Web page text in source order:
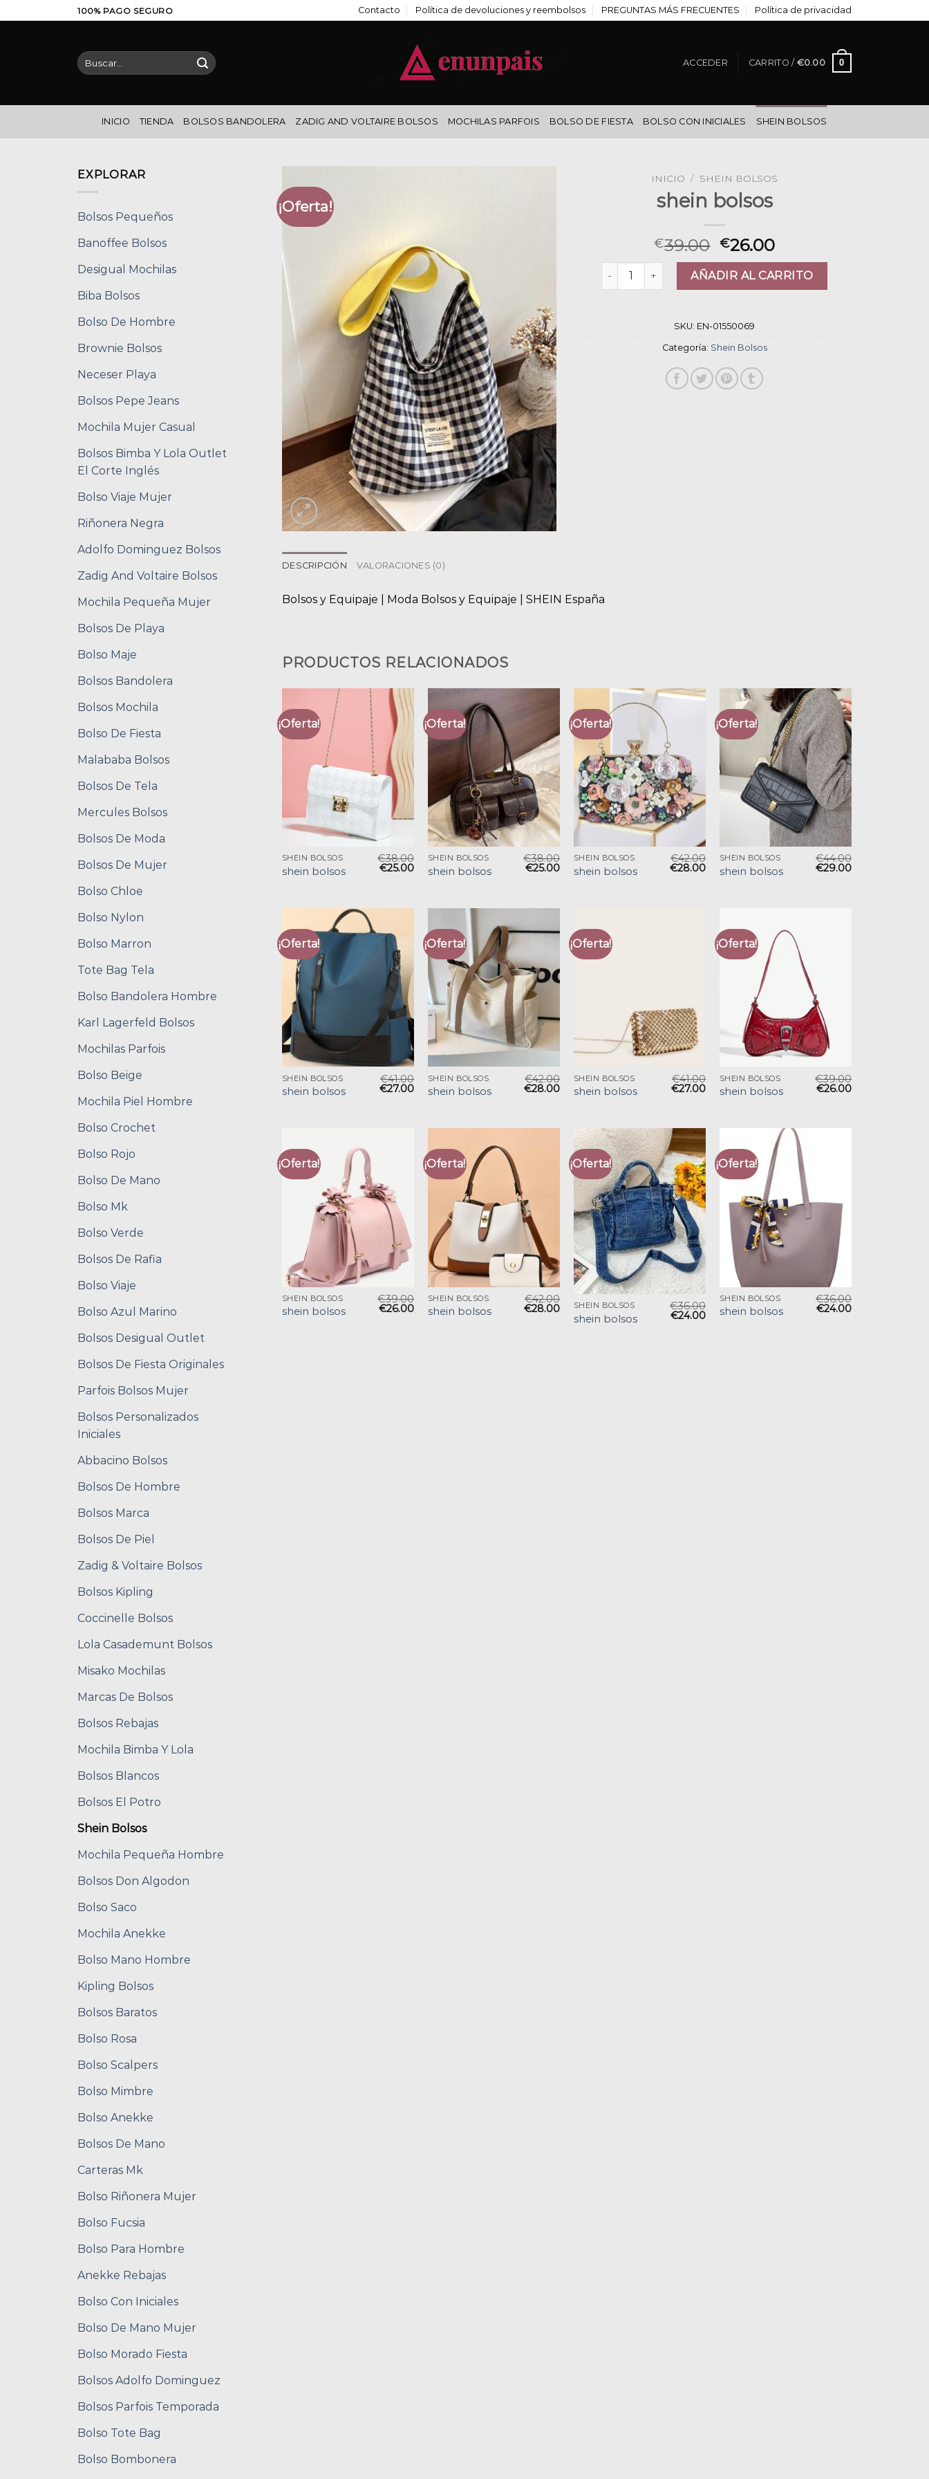
al
100% PAGO SEGURO Contacto Política de devoluciones y reembolsos PREGUNTAS MÁS FRECUENTES Política de privacidad
Buscar
por:
ACCEDER CARRITO / €0.00 0
INICIO TIENDA BOLSOS BANDOLERA ZADIG AND VOLTAIRE BOLSOS MOCHILAS PARFOIS BOLSO DE FIESTA BOLSO CON INICIALES SHEIN BOLSOS
EXPLORAR
Bolsos Pequeños
Banoffee Bolsos
Desigual Mochilas
Biba Bolsos
Bolso De Hombre
Brownie Bolsos
Neceser Playa
Bolsos Pepe Jeans
Mochila Mujer Casual
Bolsos Bimba Y Lola Outlet
El Corte Inglés
Bolso Viaje Mujer
Riñonera Negra
Adolfo Dominguez Bolsos
Zadig And Voltaire Bolsos
Mochila Pequeña Mujer
Bolsos De Playa
Bolso Maje
Bolsos Bandolera
Bolsos Mochila
Bolso De Fiesta
Malababa Bolsos
Bolsos De Tela
Mercules Bolsos
Bolsos De Moda
Bolsos De Mujer
Bolso Chloe
Bolso Nylon
Bolso Marron
Tote Bag Tela
Bolso Bandolera Hombre
Karl Lagerfeld Bolsos
Mochilas Parfois
Bolso Beige
Mochila Piel Hombre
Bolso Crochet
Bolso Rojo
Bolso De Mano
Bolso Mk
Bolso Verde
Bolsos De Rafia
Bolso Viaje
Bolso Azul Marino
Bolsos Desigual Outlet
Bolsos De Fiesta Originales
Parfois Bolsos Mujer
Bolsos Personalizados
Iniciales
Abbacino Bolsos
Bolsos De Hombre
Bolsos Marca
Bolsos De Piel
Zadig & Voltaire Bolsos
Bolsos Kipling
Coccinelle Bolsos
Lola Casademunt Bolsos
Misako Mochilas
Marcas De Bolsos
Bolsos Rebajas
Mochila Bimba Y Lola
Bolsos Blancos
Bolsos El Potro
Shein Bolsos
Mochila Pequeña Hombre
Bolsos Don Algodon
Bolso Saco
Mochila Anekke
Bolso Mano Hombre
Kipling Bolsos
Bolsos Baratos
Bolso Rosa
Bolso Scalpers
Bolso Mimbre
Bolso Anekke
Bolsos De Mano
Carteras Mk
Bolso Riñonera Mujer
Bolso Fucsia
Bolso Para Hombre
Anekke Rebajas
Bolso Con Iniciales
Bolso De Mano Mujer
Bolso Morado Fiesta
Bolsos Adolfo Dominguez
Bolsos Parfois Temporada
Bolso Tote Bag
Bolso Bombonera
¡Oferta!
INICIO / SHEIN BOLSOS
shein bolsos
€39.00 €26.00
shein bolsos cantidadAÑADIR AL CARRITO
SKU: EN-01550069
Categoría: Shein Bolsos
DESCRIPCIÓN VALORACIONES (0)
Bolsos y Equipaje | Moda Bolsos y Equipaje | SHEIN España
PRODUCTOS RELACIONADOS
¡Oferta!
SHEIN BOLSOS
shein bolsos
€38.00
€25.00
¡Oferta!
SHEIN BOLSOS
shein bolsos
€38.00
€25.00
¡Oferta!
SHEIN BOLSOS
shein bolsos
€42.00
€28.00
¡Oferta!
SHEIN BOLSOS
shein bolsos
€44.00
€29.00
¡Oferta!
SHEIN BOLSOS
shein bolsos
€41.00
€27.00
¡Oferta!
SHEIN BOLSOS
shein bolsos
€42.00
€28.00
¡Oferta!
SHEIN BOLSOS
shein bolsos
€41.00
€27.00
¡Oferta!
SHEIN BOLSOS
shein bolsos
€39.00
€26.00
¡Oferta!
SHEIN BOLSOS
shein bolsos
€39.00
€26.00
¡Oferta!
SHEIN BOLSOS
shein bolsos
€42.00
€28.00
¡Oferta!
SHEIN BOLSOS
shein bolsos
€36.00
€24.00
¡Oferta!
SHEIN BOLSOS
shein bolsos
€36.00
€24.00